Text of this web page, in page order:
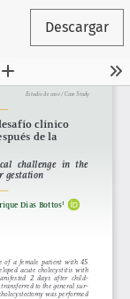
Descargar